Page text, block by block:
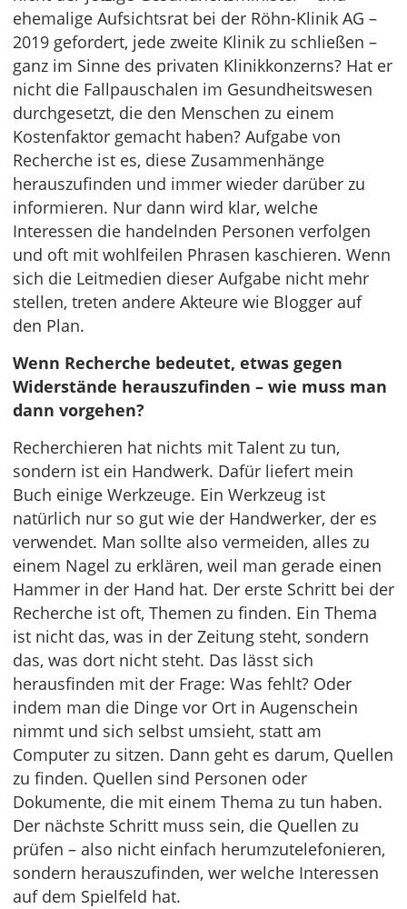
ehemalige Aufsichtsrat bei der Röhn-Klinik AG –
2019 gefordert, jede zweite Klinik zu schließen –
ganz im Sinne des privaten Klinikkonzerns? Hat er
nicht die Fallpauschalen im Gesundheitswesen
durchgesetzt, die den Menschen zu einem
Kostenfaktor gemacht haben? Aufgabe von
Recherche ist es, diese Zusammenhänge
herauszufinden und immer wieder darüber zu
informieren. Nur dann wird klar, welche
Interessen die handelnden Personen verfolgen
und oft mit wohlfeilen Phrasen kaschieren. Wenn
sich die Leitmedien dieser Aufgabe nicht mehr
stellen, treten andere Akteure wie Blogger auf
den Plan.
Wenn Recherche bedeutet, etwas gegen
Widerstände herauszufinden – wie muss man
dann vorgehen?
Recherchieren hat nichts mit Talent zu tun,
sondern ist ein Handwerk. Dafür liefert mein
Buch einige Werkzeuge. Ein Werkzeug ist
natürlich nur so gut wie der Handwerker, der es
verwendet. Man sollte also vermeiden, alles zu
einem Nagel zu erklären, weil man gerade einen
Hammer in der Hand hat. Der erste Schritt bei der
Recherche ist oft, Themen zu finden. Ein Thema
ist nicht das, was in der Zeitung steht, sondern
das, was dort nicht steht. Das lässt sich
herausfinden mit der Frage: Was fehlt? Oder
indem man die Dinge vor Ort in Augenschein
nimmt und sich selbst umsieht, statt am
Computer zu sitzen. Dann geht es darum, Quellen
zu finden. Quellen sind Personen oder
Dokumente, die mit einem Thema zu tun haben.
Der nächste Schritt muss sein, die Quellen zu
prüfen – also nicht einfach herumzutelefonieren,
sondern herauszufinden, wer welche Interessen
auf dem Spielfeld hat.